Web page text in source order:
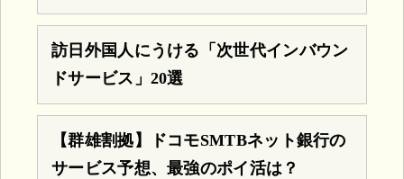
訪日外国人にうける「次世代インバウン
ドサービス」20選
【群雄割拠】ドコモSMTBネット銀行の
サービス予想、最強のポイ活は？